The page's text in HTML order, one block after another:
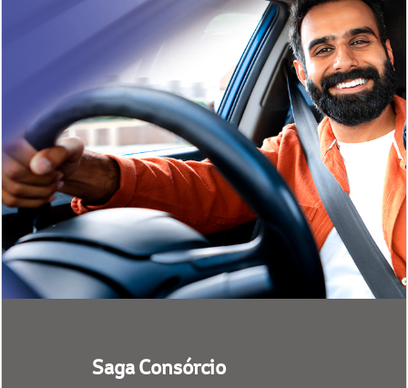
Programe a compra do seu carro